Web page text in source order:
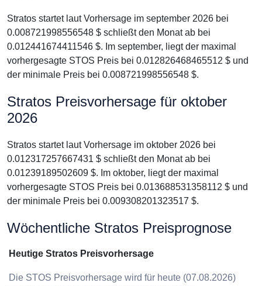
Stratos startet laut Vorhersage im september 2026 bei
0.008721998556548 $ schließt den Monat ab bei
0.012441674411546 $. Im september, liegt der maximal
vorhergesagte STOS Preis bei 0.012826468465512 $ und
der minimale Preis bei 0.008721998556548 $.
Stratos Preisvorhersage für oktober
2026
Stratos startet laut Vorhersage im oktober 2026 bei
0.012317257667431 $ schließt den Monat ab bei
0.01239189502609 $. Im oktober, liegt der maximal
vorhergesagte STOS Preis bei 0.013688531358112 $ und
der minimale Preis bei 0.009308201323517 $.
Wöchentliche Stratos Preisprognose
Heutige Stratos Preisvorhersage
Die STOS Preisvorhersage wird für heute (07.08.2026)